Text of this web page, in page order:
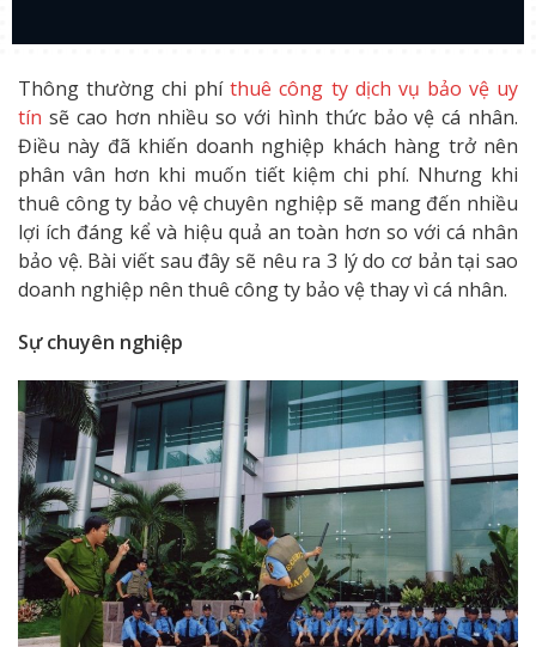
Thông thường chi phíthuê công ty dịch vụ bảo vệ uy
tín sẽ cao hơn nhiều so với hình thức bảo vệ cá nhân.
Điều này đã khiến doanh nghiệp khách hàng trở nên
phân vân hơn khi muốn tiết kiệm chi phí. Nhưng khi
thuê công ty bảo vệ chuyên nghiệp sẽ mang đến nhiều
lợi ích đáng kể và hiệu quả an toàn hơn so với cá nhân
bảo vệ. Bài viết sau đây sẽ nêu ra 3 lý do cơ bản tại sao
doanh nghiệp nên thuê công ty bảo vệ thay vì cá nhân.
Sự chuyên nghiệp